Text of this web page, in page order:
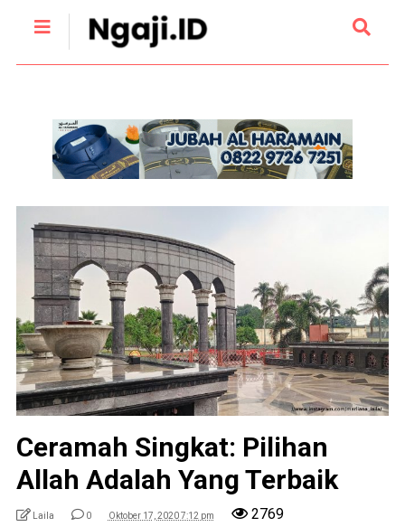
Ceramah Singkat: Pilihan
Allah Adalah Yang Terbaik
Laila 0 Oktober 17, 2020 7:12 pm 2769